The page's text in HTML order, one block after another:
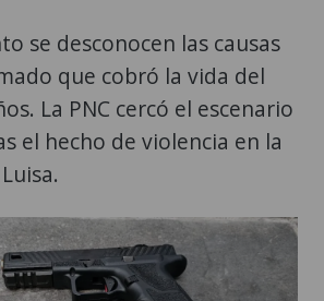
se desconocen las causas
que cobró la vida del
La PNC cercó el escenario
el hecho de violencia en la